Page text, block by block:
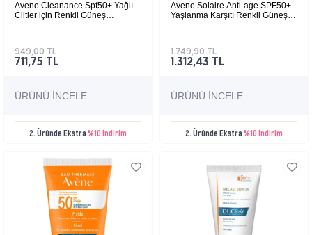
Avene Cleanance Spf50+ Yağlı
Ciltler için Renkli Güneş
711,75 TL
949,00 TL
2. Üründe Ekstra%10 İndirim
ÜRÜNÜ İNCELE
Avene Solaire Anti-age SPF50+
Yaşlanma Karşıtı Renkli Güneş
1.312,43 TL
1.749,90 TL
2. Üründe Ekstra%10 İndirim
ÜRÜNÜ İNCELE